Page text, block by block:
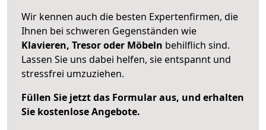
Wir kennen auch die besten Expertenfirmen, die
Ihnen bei schweren Gegenständen wie
Klavieren, Tresor oder Möbeln behilflich sind.
Lassen Sie uns dabei helfen, sie entspannt und
stressfrei umzuziehen.
Füllen Sie jetzt das Formular aus, und erhalten
Sie kostenlose Angebote.